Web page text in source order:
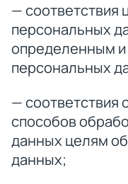
— соответствия
персональных
определенным
персональных
— соответствия
способов
данных целям
данных;